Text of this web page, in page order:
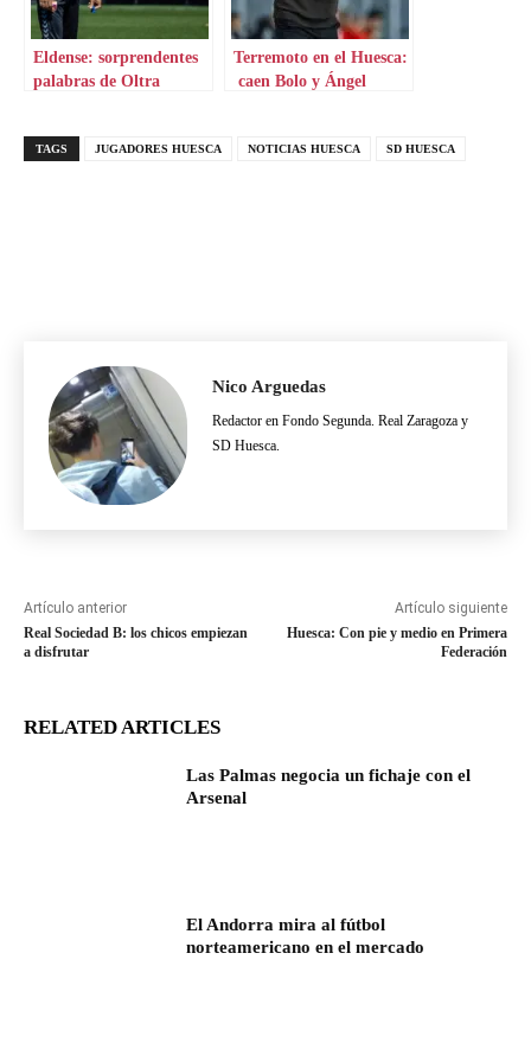
Eldense: sorprendentes
palabras de Oltra
Terremoto en el Huesca:
caen Bolo y Ángel
TAGS JUGADORES HUESCA NOTICIAS HUESCA SD HUESCA
Nico Arguedas
Redactor en Fondo Segunda. Real Zaragoza y
SD Huesca.
Artículo anterior
Real Sociedad B: los chicos empiezan
a disfrutar
Artículo siguiente
Huesca: Con pie y medio en Primera
Federación
RELATED ARTICLES
Las Palmas negocia un fichaje con el
Arsenal
El Andorra mira al fútbol
norteamericano en el mercado